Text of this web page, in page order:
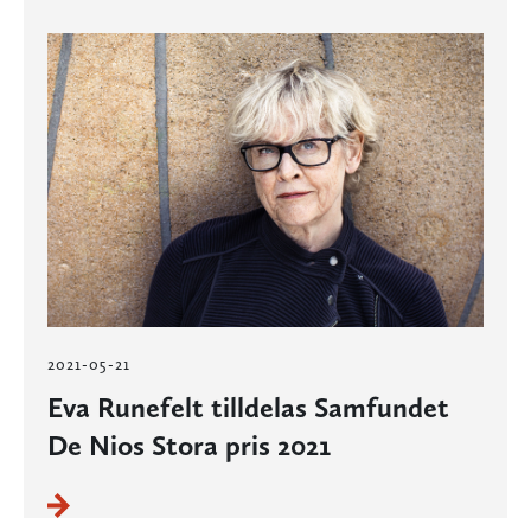
2021-05-21
Eva Runefelt tilldelas Samfundet
De Nios Stora pris 2021